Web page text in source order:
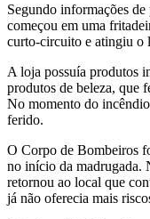
Segundo informações
começou em uma
curto-circuito e atingiu o
A loja possuía produtos
produtos de beleza, que
No momento do
ferido.
O Corpo de Bombeiros
no início da madrugada.
retornou ao local que
já não oferecia mais